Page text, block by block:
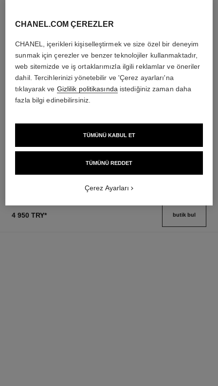
Ref. 126260
Detayları görüntüle
Ref. 160990
Detayları görüntüle
4 950 TRY* butik bul
CHANEL.COM ÇEREZLER
CHANEL, içerikleri kişiselleştirmek ve size özel bir deneyim
sunmak için çerezler ve benzer teknolojiler kullanmaktadır,
web sitemizde ve iş ortaklarımızla ilgili reklamlar ve öneriler
dahil. Tercihlerinizi yönetebilir ve 'Çerez ayarları'na
tıklayarak ve Gizlilik politikasında istediğiniz zaman daha
fazla bilgi edinebilirsiniz.
TÜMÜNÜ REDDET
TÜMÜNÜ KABUL ET
Çerez Ayarları